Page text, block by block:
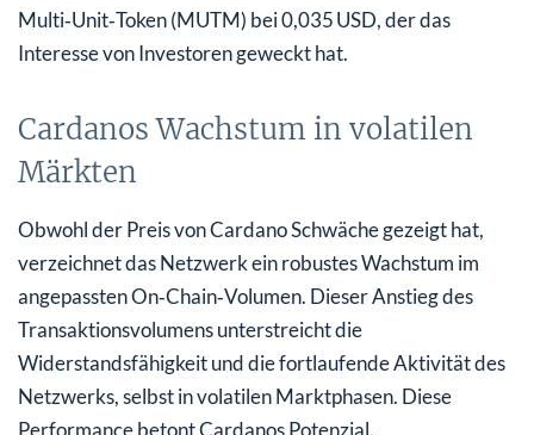
Multi‑Unit‑Token (MUTM) bei 0,035 USD, der das
Interesse von Investoren geweckt hat.
Cardanos Wachstum in volatilen
Märkten
Obwohl der Preis von Cardano Schwäche gezeigt hat,
verzeichnet das Netzwerk ein robustes Wachstum im
angepassten On‑Chain‑Volumen. Dieser Anstieg des
Transaktionsvolumens unterstreicht die
Widerstandsfähigkeit und die fortlaufende Aktivität des
Netzwerks, selbst in volatilen Marktphasen. Diese
Performance betont Cardanos Potenzial,